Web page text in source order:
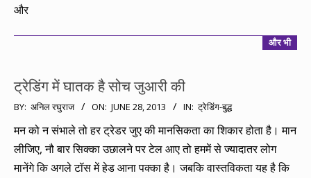
और
और भी
ट्रेडिंग में घातक है सोच जुआरी की
2013-
28
BY: अनिल रघुराज ON: JUNE 28, 2013 IN: ट्रेडिंग-बुद्ध
मन को न संभाले तो हर ट्रेडर जुए की मानसिकता का शिकार होता है। मान
लीजिए, नौ बार सिक्का उछालने पर टेल आए तो हममें से ज्यादातर लोग
मानेंगे कि अगले टॉस में हेड आना पक्का है। जबकि वास्तविकता यह है कि